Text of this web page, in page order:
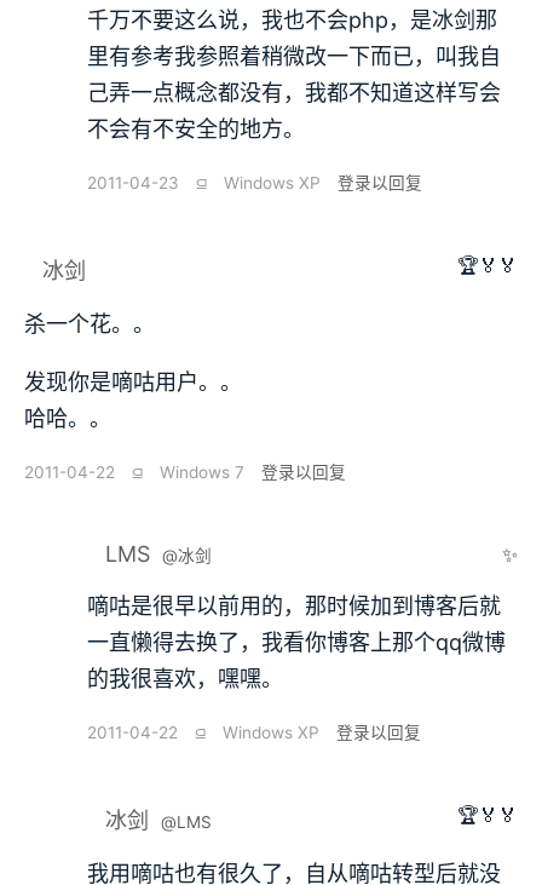
千万不要这么说，我也不会php，是冰剑那
里有参考我参照着稍微改一下而已，叫我自
己弄一点概念都没有，我都不知道这样写会
不会有不安全的地方。
2011-04-23 ⫑ Windows XP 登录以回复
冰剑 🏆🏅🏅
杀一个花。。
发现你是嘀咕用户。。
哈哈。。
2011-04-22 ⫑ Windows 7 登录以回复
LMS @冰剑 ✨
嘀咕是很早以前用的，那时候加到博客后就
一直懒得去换了，我看你博客上那个qq微博
的我很喜欢，嘿嘿。
2011-04-22 ⫑ Windows XP 登录以回复
冰剑 @LMS 🏆🏅🏅
我用嘀咕也有很久了，自从嘀咕转型后就没